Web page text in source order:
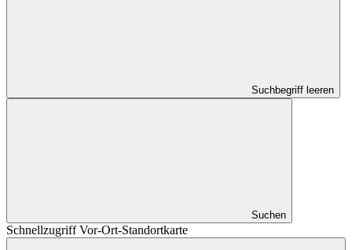
Suchbegriff leeren
Suchen
Schnellzugriff Vor-Ort-Standortkarte